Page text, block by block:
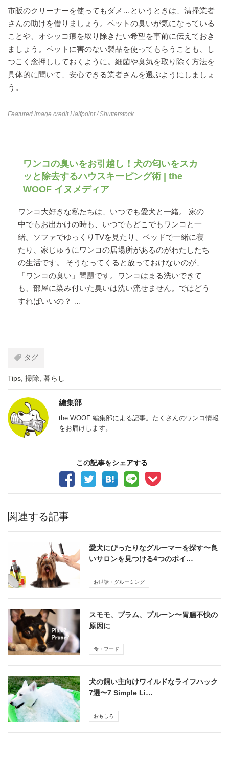
市販のクリーナーを使ってもダメ…というときは、清掃業者
さんの助けを借りましょう。ペットの臭いが気になっている
ことや、オシッコ痕を取り除きたい希望を事前に伝えておき
ましょう。ペットに害のない製品を使ってもらうことも、し
つこく念押ししておくように。細菌や臭気を取り除く方法を
具体的に聞いて、安心できる業者さんを選ぶようにしましょ
う。
Featured image creditHalfpoint/ Shutterstock
ワンコの臭いをお引越し！犬の匂いをスカ
ッと除去するハウスキーピング術 | the
WOOF イヌメディア
ワンコ大好きな私たちは、いつでも愛犬と一緒。 家の
中でもお出かけの時も、いつでもどこでもワンコと一
緒。ソファでゆっくりTVを見たり、ベッドで一緒に寝
たり、家じゅうにワンコの居場所があるのがわたしたち
の生活です。 そうなってくると放っておけないのが、
「ワンコの臭い」問題です。ワンコはまる洗いできて
も、部屋に染み付いた臭いは洗い流せません。ではどう
すればいいの？ …
タグ
Tips 掃除 暮らし
編集部
the WOOF 編集部による記事。たくさんのワンコ情報
をお届けします。
この記事をシェアする
関連する記事
愛犬にぴったりなグルーマーを探す〜良
いサロンを見つける4つのポイ…
お世話・グルーミング
スモモ、プラム、プルーン〜胃腸不快の
原因に
食・フード
犬の飼い主向けワイルドなライフハック
7選〜7 Simple Li…
おもしろ